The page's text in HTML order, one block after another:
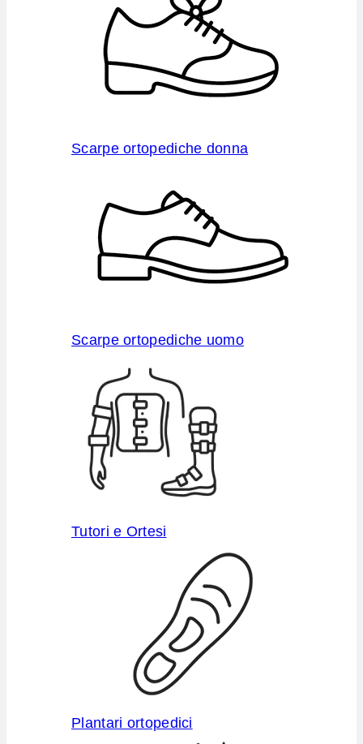
Scarpe ortopediche donna
Scarpe ortopediche uomo
Tutori e Ortesi
Plantari ortopedici